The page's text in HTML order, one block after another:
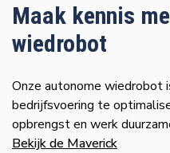
Maak kennis
wiedrobot
Onze autonome wiedrobot
bedrijfsvoering te
opbrengst en werk
Bekijk de Maverick